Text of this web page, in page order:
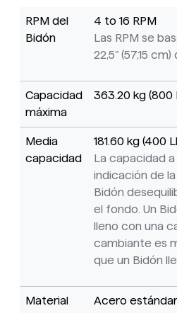
RPM del
Bidón
4 to 16 RPM
Las RPM se
22,5" (57,15
Capacidad
máxima
363.20 kg (800
Media
capacidad
181.60 kg (400
La capacidad
indicación de
Bidón
el fondo. Un
lleno con una
cambiante es
que un Bidón
Material Acero estándar